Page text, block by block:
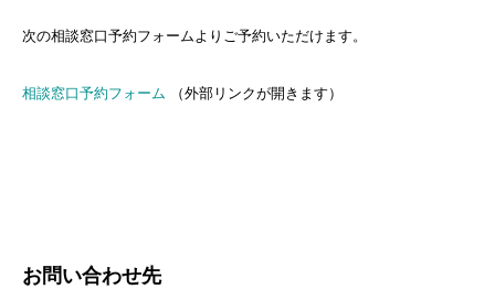
次の相談窓口予約フォームよりご予約いただけます。
相談窓口予約フォーム （外部リンクが開きます）​
お問い合わせ先